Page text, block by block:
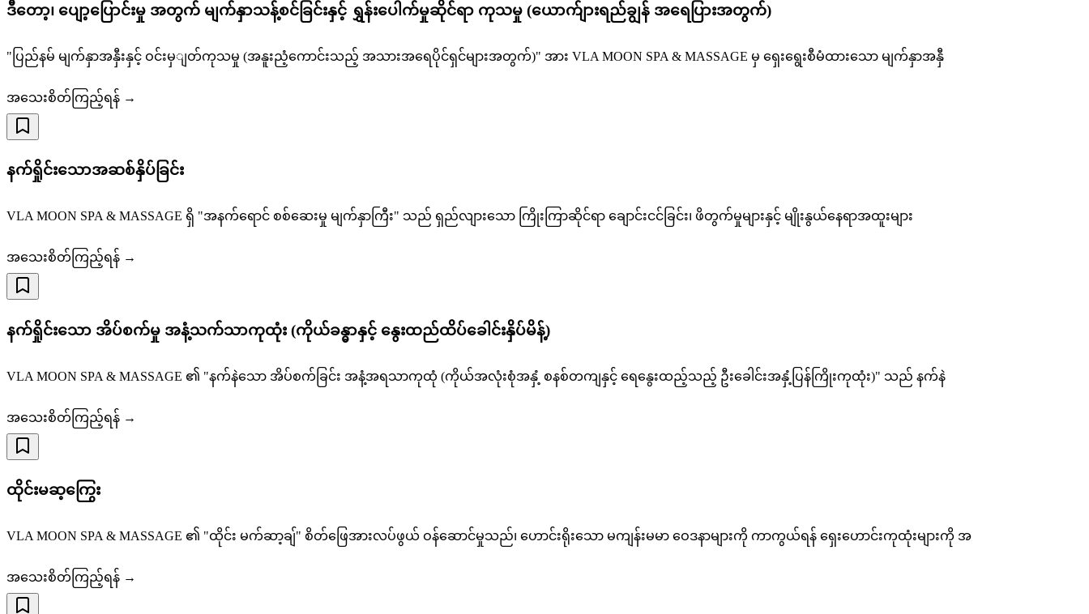
ဒီတော့၊ ပျော့ပြောင်းမှု အတွက် မျက်နှာသန့်စင်ခြင်းနှင့် ရွှန်းပေါက်မှုဆိုင်ရာ ကုသမှု (ယောက်ျားရည်ချွန် အရေပြားအတွက်)
"ပြည်နမ် မျက်နှာအနှီးနှင့် ဝင်းမှျတ်ကုသမှု (အနူးညံ့ကောင်းသည့် အသားအရေပိုင်ရှင်များအတွက်)" အား VLA MOON SPA & MASSAGE မှ ရှေးရွေးစီမံထားသော မျက်နှာအနှီ
အသေးစိတ်ကြည့်ရန် →
နက်ရှိုင်းသောအဆစ်နှိပ်ခြင်း
VLA MOON SPA & MASSAGE ရှိ "အနက်ရောင် စစ်ဆေးမှု မျက်နှာကြီး" သည် ရှည်လျားသော ကြိုးကြာဆိုင်ရာ ချောင်းငင်ခြင်း၊ ဖိတွက်မှုများနှင့် မျိုးနွယ်နေရာအထူးများ
အသေးစိတ်ကြည့်ရန် →
နက်ရှိုင်းသော အိပ်စက်မှု အနံ့သက်သာကုထုံး (ကိုယ်ခန္ဓာနှင့် နွေးထည်ထိပ်ခေါင်းနှိပ်မိန့်)
VLA MOON SPA & MASSAGE ၏ "နက်နဲသော အိပ်စက်ခြင်း အနံ့အရသာကုထုံ (ကိုယ်အလုံးစုံအနှံ့ စနစ်တကျနှင့် ရေနွေးထည့်သည့် ဦးခေါင်းအနှံ့ပြန်ကြိုးကုထုံး)" သည် နက်နဲ
အသေးစိတ်ကြည့်ရန် →
ထိုင်းမဆ့ကြွေး
VLA MOON SPA & MASSAGE ၏ "ထိုင်း မက်ဆာ့ချ်" စိတ်ဖြေအားလပ်ဖွယ် ဝန်ဆောင်မှုသည်၊ ဟောင်းရိုးသော မကျန်းမမာ ဝေဒနာများကို ကာကွယ်ရန် ရှေးဟောင်းကုထုံးများကို အ
အသေးစိတ်ကြည့်ရန် →